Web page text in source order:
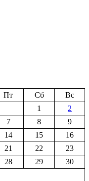
Пт Сб
Вс
1
2
7 8
9
14 15
16
21 22
23
28 29
30